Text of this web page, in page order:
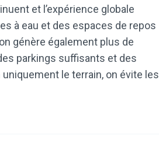
et l’expérience globale
à eau et des espaces de repos
génère également plus de
parkings suffisants et des
le terrain, on évite les